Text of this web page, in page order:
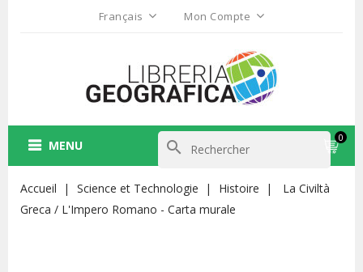
Français Mon Compte
0
MENU search
Accueil Science et Technologie Histoire
La Civiltà
Greca / L'Impero Romano - Carta murale